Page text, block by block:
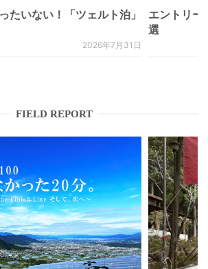
たいない！「ツェルト泊」
2026年7月31日
エントリー
選
FIELD REPORT